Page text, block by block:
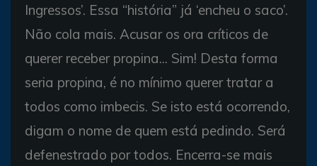
Ingressos’. Essa “história” já ‘encheu o saco’.
Não cola mais. Acusar os ora críticos de
querer receber propina... Sim! Desta forma
seria propina, é no mínimo querer tratar a
todos como imbecis. Se isto está ocorrendo,
digam o nome de quem está pedindo. Será
defenestrado por todos. Encerra-se mais